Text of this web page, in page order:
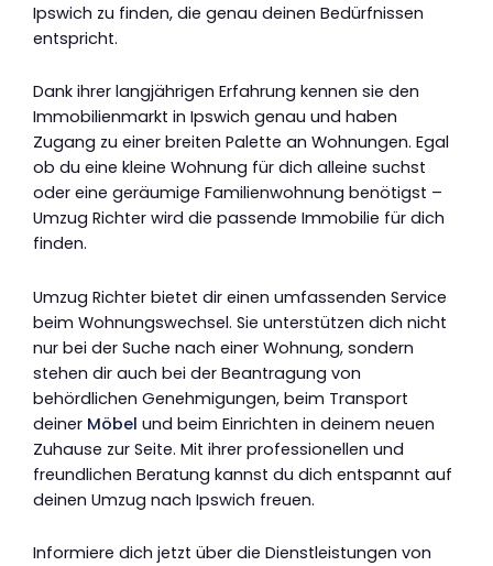
Ipswich zu finden, die genau deinen Bedürfnissen
entspricht.
Dank ihrer langjährigen Erfahrung kennen sie den
Immobilienmarkt in Ipswich genau und haben
Zugang zu einer breiten Palette an Wohnungen. Egal
ob du eine kleine Wohnung für dich alleine suchst
oder eine geräumige Familienwohnung benötigst –
Umzug Richter wird die passende Immobilie für dich
finden.
Umzug Richter bietet dir einen umfassenden Service
beim Wohnungswechsel. Sie unterstützen dich nicht
nur bei der Suche nach einer Wohnung, sondern
stehen dir auch bei der Beantragung von
behördlichen Genehmigungen, beim Transport
deiner Möbel und beim Einrichten in deinem neuen
Zuhause zur Seite. Mit ihrer professionellen und
freundlichen Beratung kannst du dich entspannt auf
deinen Umzug nach Ipswich freuen.
Informiere dich jetzt über die Dienstleistungen von